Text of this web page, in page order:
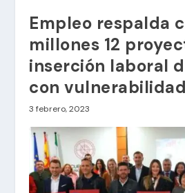
Empleo respalda
millones 12
inserción laboral
con vulnerabilidad
3 febrero, 2023